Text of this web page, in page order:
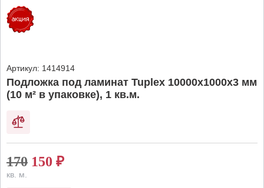
Артикул: 1414914
Подложка под ламинат Tuplex 10000x1000x3 мм
(10 м² в упаковке), 1 кв.м.
170 150 ₽
кв. м.